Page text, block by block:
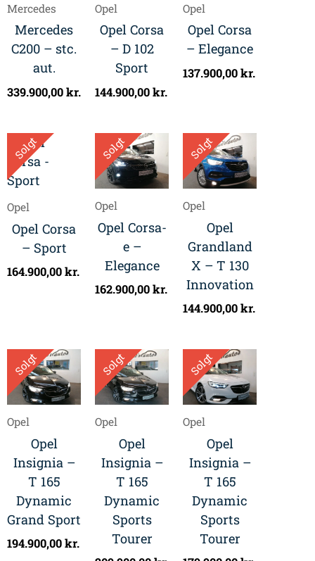
Mercedes
Mercedes
C200 – stc.
aut.
339.900,00kr.
Opel
Opel Corsa
– D 102
Sport
144.900,00kr.
Opel
Opel Corsa
– Elegance
137.900,00kr.
Solgt
Opel
Opel Corsa
– Sport
164.900,00kr.
Solgt
Opel
Opel Corsa-
e –
Elegance
162.900,00kr.
Solgt
Opel
Opel
Grandland
X – T 130
Innovation
144.900,00kr.
Solgt
Opel
Opel
Insignia –
T 165
Dynamic
Grand Sport
194.900,00kr.
Solgt
Opel
Opel
Insignia –
T 165
Dynamic
Sports
Tourer
Solgt
Opel
Opel
Insignia –
T 165
Dynamic
Sports
Tourer